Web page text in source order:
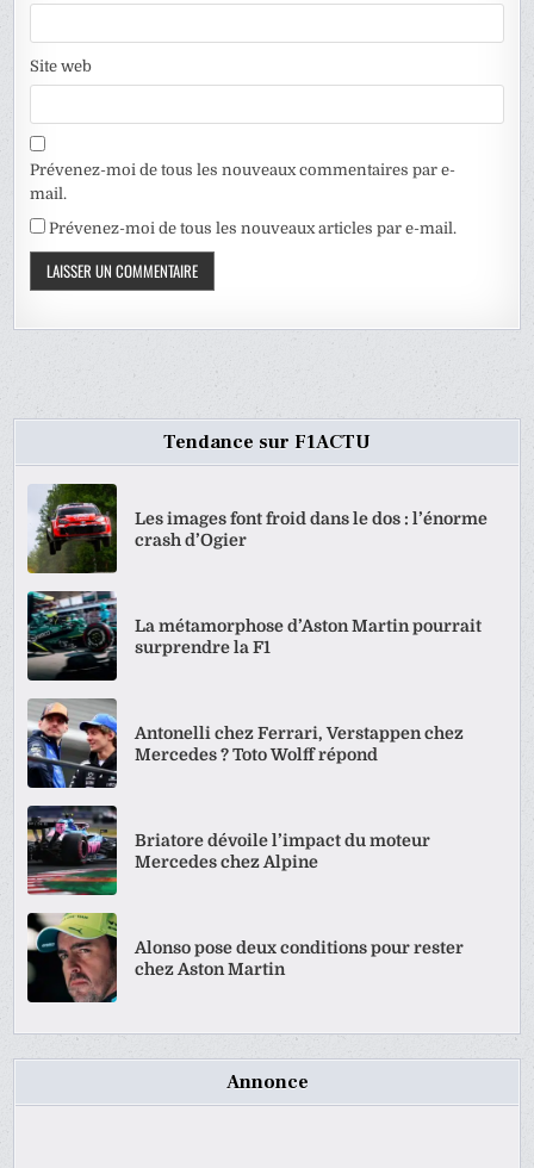
Site web
Prévenez-moi de tous les nouveaux commentaires par e-
mail.
Prévenez-moi de tous les nouveaux articles par e-mail.
Tendance sur F1ACTU
Les images font froid dans le dos : l’énorme
crash d’Ogier
La métamorphose d’Aston Martin pourrait
surprendre la F1
Antonelli chez Ferrari, Verstappen chez
Mercedes ? Toto Wolff répond
Briatore dévoile l’impact du moteur
Mercedes chez Alpine
Alonso pose deux conditions pour rester
chez Aston Martin
Annonce